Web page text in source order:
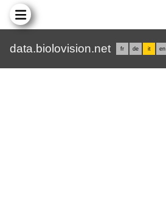
data.biolovision.net fr de it en